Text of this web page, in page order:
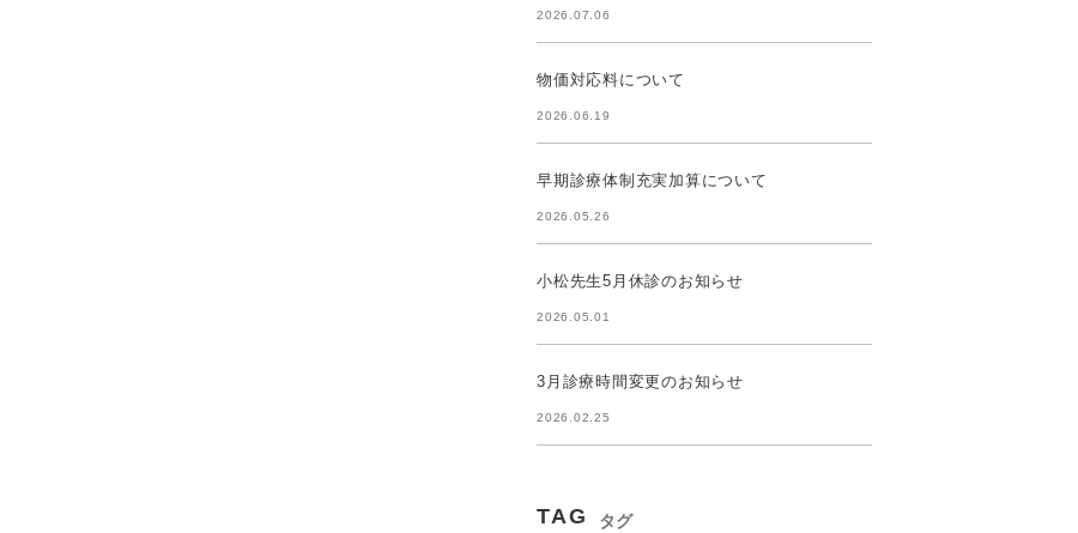
2026.07.06
物価対応料について
2026.06.19
早期診療体制充実加算について
2026.05.26
小松先生5月休診のお知らせ
2026.05.01
3月診療時間変更のお知らせ
2026.02.25
TAG タグ